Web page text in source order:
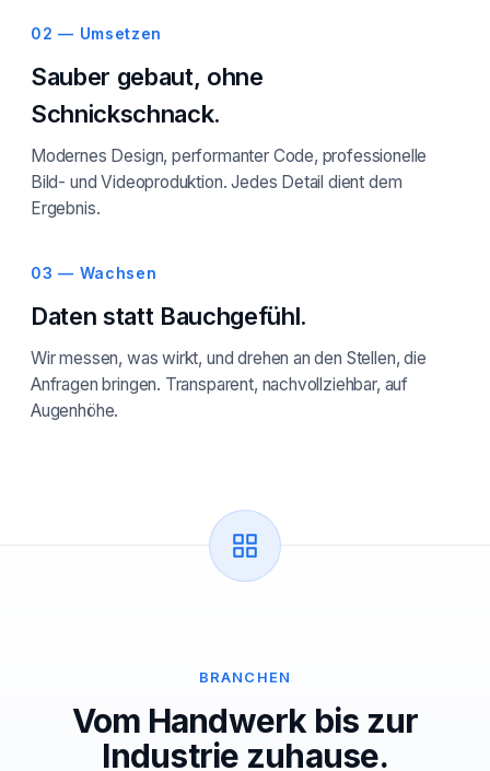
02 — Umsetzen
Sauber gebaut, ohne
Schnickschnack.
Modernes Design, performanter Code, professionelle
Bild- und Videoproduktion. Jedes Detail dient dem
Ergebnis.
03 — Wachsen
Daten statt Bauchgefühl.
Wir messen, was wirkt, und drehen an den Stellen, die
Anfragen bringen. Transparent, nachvollziehbar, auf
Augenhöhe.
BRANCHEN
Vom Handwerk bis zur
Industrie zuhause.